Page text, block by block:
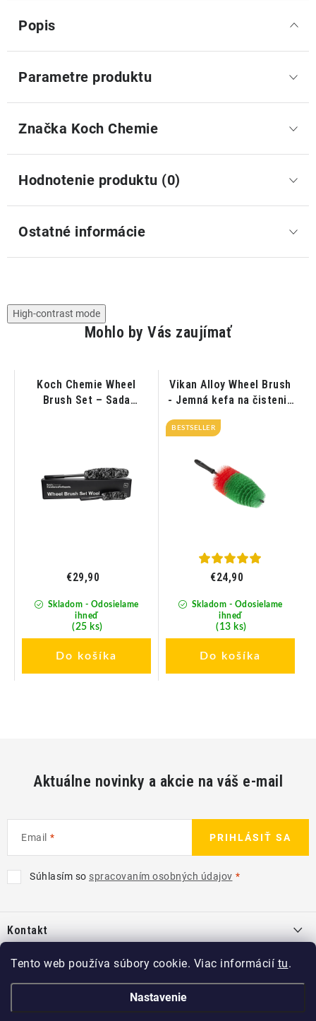
Tento web používa súbory cookie. Viac informácií tu.
Nastavenie
Popis
Parametre produktu
Značka Koch Chemie
Hodnotenie produktu (0)
Ostatné informácie
High-contrast mode
Mohlo by Vás zaujímať
Koch Chemie Wheel
Brush Set – Sada
Skladom - Odosielame
ihneď
(25 ks)
€29,90
Do košíka
Vikan Alloy Wheel Brush
- Jemná kefa na čistenie
BESTSELLER
Skladom - Odosielame
ihneď
(13 ks)
€24,90
Do košíka
Aktuálne novinky a akcie na váš e-mail
Email
Súhlasím so spracovaním osobných údajov
PRIHLÁSIŤ SA
pKontakt
info @ kcshop.sk
+421 918 725 111
Kategórie